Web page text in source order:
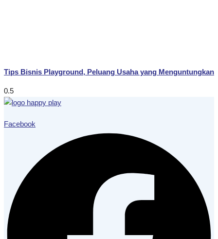
Tips Bisnis Playground, Peluang Usaha yang Menguntungkan
Facebook